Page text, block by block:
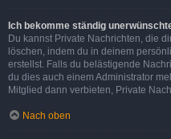
Ich bekomme ständig
Du kannst Private Nachrichten, die
löschen, indem du in deinem
erstellst. Falls du belästigende
du dies auch einem Administrator
Mitglied dann verbieten, Private
Nach oben